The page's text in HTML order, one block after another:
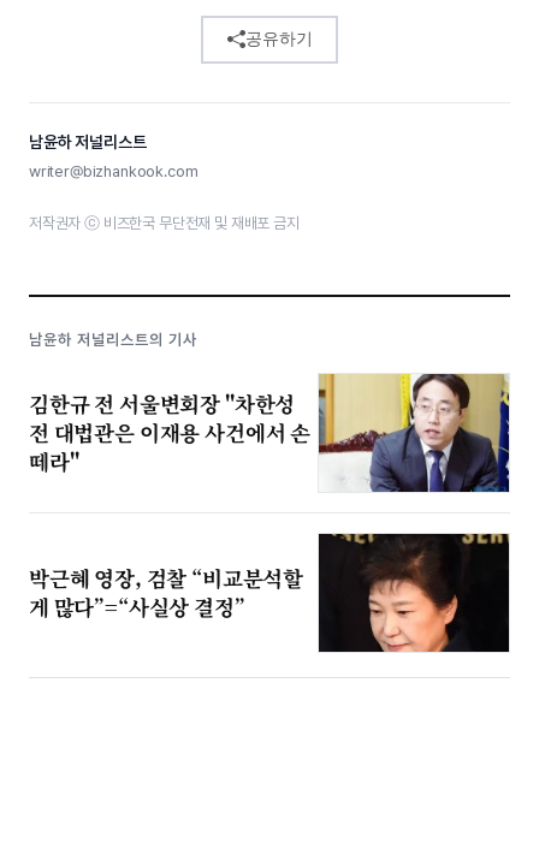
공유하기
남윤하 저널리스트
writer@bizhankook.com
저작권자 ⓒ 비즈한국 무단전재 및 재배포 금지
남윤하 저널리스트의 기사
김한규 전 서울변회장 "차한성
전 대법관은 이재용 사건에서 손
떼라"
박근혜 영장, 검찰 “비교분석할
게 많다”=“사실상 결정”